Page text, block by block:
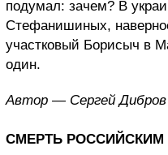
подумал: зачем? В
Стефанишиных,
участковый Борисыч в
один.
Автор — Сергей Дибров
СМЕРТЬ РОССИЙСКИМ